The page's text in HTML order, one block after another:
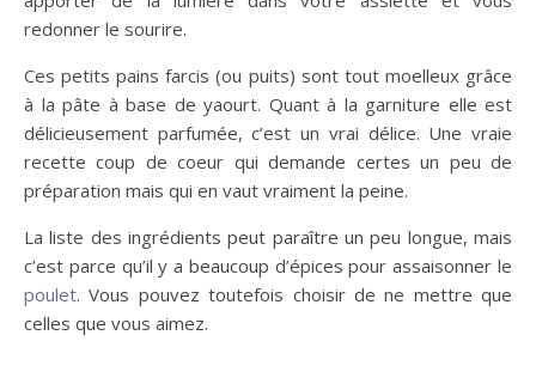
redonner le sourire.
Ces petits pains farcis (ou puits) sont tout moelleux grâce
à la pâte à base de yaourt. Quant à la garniture elle est
délicieusement parfumée, c’est un vrai délice. Une vraie
recette coup de coeur qui demande certes un peu de
préparation mais qui en vaut vraiment la peine.
La liste des ingrédients peut paraître un peu longue, mais
c’est parce qu’il y a beaucoup d’épices pour assaisonner le
poulet. Vous pouvez toutefois choisir de ne mettre que
celles que vous aimez.